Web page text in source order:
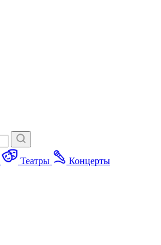
Театры
Концерты